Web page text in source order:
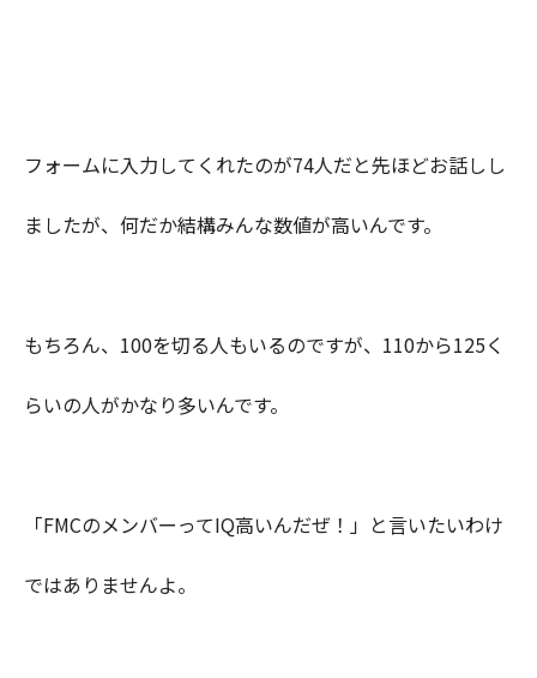
フォームに入力してくれたのが74人だと先ほどお話しし
ましたが、何だか結構みんな数値が高いんです。
もちろん、100を切る人もいるのですが、110から125く
らいの人がかなり多いんです。
「FMCのメンバーってIQ高いんだぜ！」と言いたいわけ
ではありませんよ。